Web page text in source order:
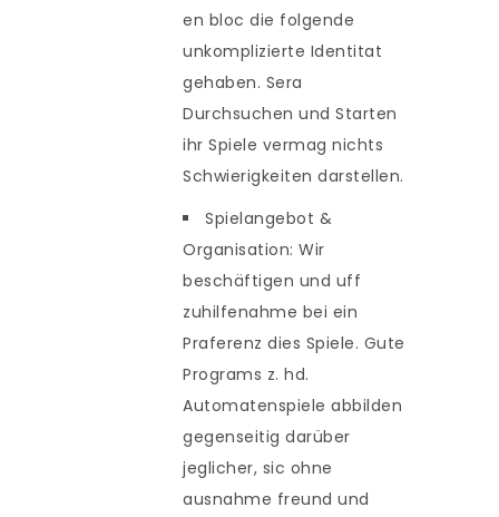
en bloc die folgende
unkomplizierte Identitat
gehaben. Sera
Durchsuchen und Starten
ihr Spiele vermag nichts
Schwierigkeiten darstellen.
Spielangebot &
Organisation: Wir
beschäftigen und uff
zuhilfenahme bei ein
Praferenz dies Spiele. Gute
Programs z. hd.
Automatenspiele abbilden
gegenseitig darüber
jeglicher, sic ohne
ausnahme freund und